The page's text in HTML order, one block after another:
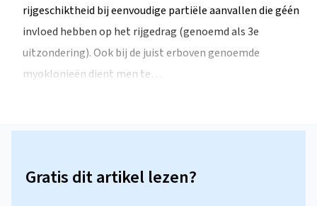
rijgeschiktheid bij eenvoudige partiële aanvallen die géén
invloed hebben op het rijgedrag (genoemd als 3e
uitzondering). Ook bij de juist erboven genoemde
myoklonieën dient men te…
Gratis dit artikel lezen?